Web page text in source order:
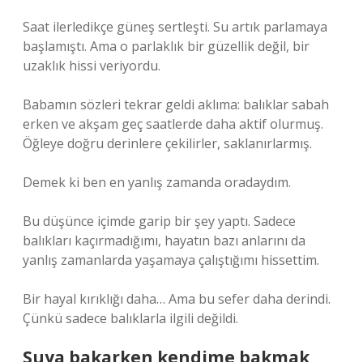
Saat ilerledikçe güneş sertleşti. Su artık parlamaya
başlamıştı. Ama o parlaklık bir güzellik değil, bir
uzaklık hissi veriyordu.
Babamın sözleri tekrar geldi aklıma: balıklar sabah
erken ve akşam geç saatlerde daha aktif olurmuş.
Öğleye doğru derinlere çekilirler, saklanırlarmış.
Demek ki ben en yanlış zamanda oradaydım.
Bu düşünce içimde garip bir şey yaptı. Sadece
balıkları kaçırmadığımı, hayatın bazı anlarını da
yanlış zamanlarda yaşamaya çalıştığımı hissettim.
Bir hayal kırıklığı daha… Ama bu sefer daha derindi.
Çünkü sadece balıklarla ilgili değildi.
Suya bakarken kendime bakmak